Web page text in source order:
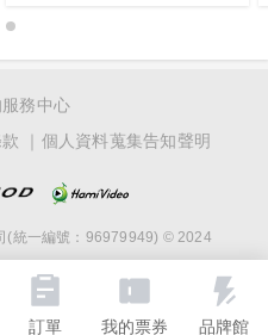
訂單 我的票券 品牌館
務中心
個人資料蒐集告知聲明
(統一編號：96979949) © 2024